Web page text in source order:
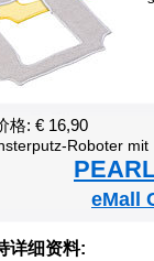
格: € 16,90
Roboter mit
eMall
详细资料: